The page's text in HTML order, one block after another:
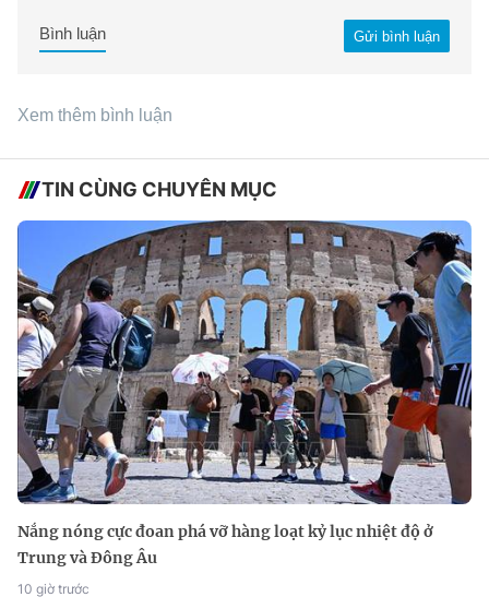
Gửi bình luận
Bình luận
Xem thêm bình luận
TIN CÙNG CHUYÊN MỤC
Nắng nóng cực đoan phá vỡ hàng loạt kỷ lục nhiệt độ ở
Trung và Đông Âu
10 giờ trước